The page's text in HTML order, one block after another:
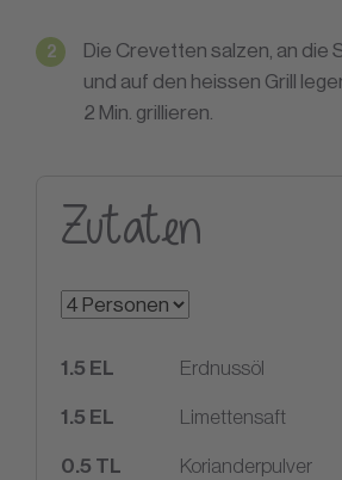
Die Crevetten salzen, an die
und auf den heissen Grill
2 Min. grillieren.
Zutaten
1.5 EL Erdnussöl
1.5 EL Limettensaft
0.5 TL Korianderpulver